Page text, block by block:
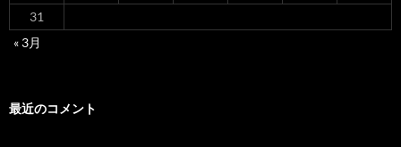
31
« 3月
最近のコメント